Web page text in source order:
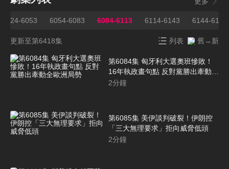
6024-6053 6054-6083 6084-6113 6114-6143 6144-6173
更新至第6418集 列表 舊→新
第6084集 匈牙利大選奧班慘敗！
16年執政畫句點 反對黨勝出牽動全
歐洲局勢
2分鐘
第6085集 美伊談判破裂！伊朗控
「三大無理要求」拒向威脅低頭
2分鐘